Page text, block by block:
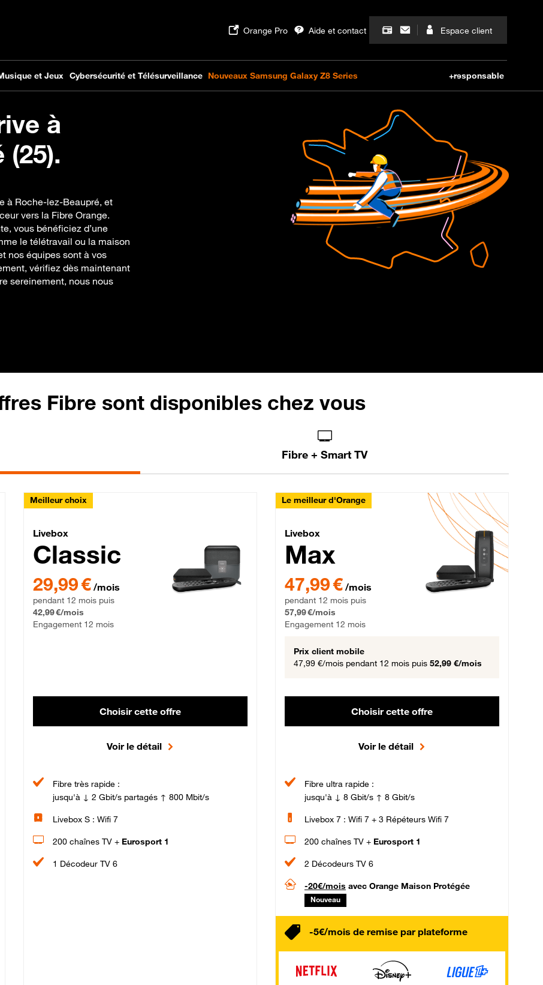
à
à Roche-lez-Beaupré, et
vers la Fibre Orange.
vous bénéficiez d’une
le télétravail ou la maison
nos équipes sont à vos
vérifiez dès maintenant
sereinement, nous nous
Fibre sont disponibles chez vous
Fibre + Smart TV
Fibre
Meilleur choix
Livebox Classic Fibre
Livebox
Classic
29,99 € par mois pendant 12 mois puis 42,99 € par mois, Engagement 12 mois
29,99 € /mois
pendant 12 mois puis
42,99 €/mois
Engagement 12 mois
Choisir cette offre
Voir le détail
Fibre très rapide :
jusqu'à ↓ 2 Gbit/s partagés ↑ 800 Mbit/s
Livebox S : Wifi 7
200 chaînes TV + Eurosport 1
1 Décodeur TV 6
Le meilleur d'Orange
Livebox Max Fibre
Livebox
Max
47,99 € par mois pendant 12 mois puis 57,99 € par mois,
47,99 € /mois
pendant 12 mois puis
57,99 €/mois
Engagement 12 mois
Prix client mobile
47,99 €/mois pendant 12 mois puis 52,99 €/mois
Choisir cette offre
Voir le détail
Fibre ultra rapide :
jusqu'à ↓ 8 Gbit/s ↑ 8 Gbit/s
Livebox 7 : Wifi 7 + 3 Répéteurs Wifi 7
200 chaînes TV + Eurosport 1
2 Décodeurs TV 6
-20€/mois avec Orange Maison Protégée
Nouveau
-5€/mois de remise par plateforme